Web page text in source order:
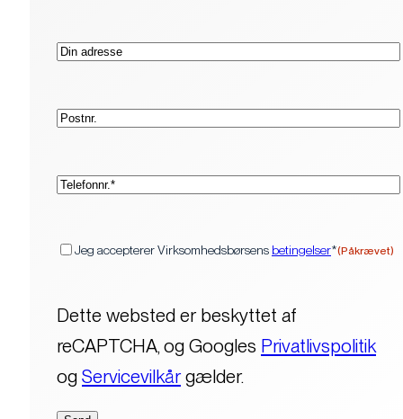
Adresse
Postnr.
Telefon*
Jeg accepterer Virksomhedsbørsens betingelser*(Påkrævet)
Dette websted er beskyttet af
reCAPTCHA, og Googles Privatlivspolitik
og Servicevilkårgælder.